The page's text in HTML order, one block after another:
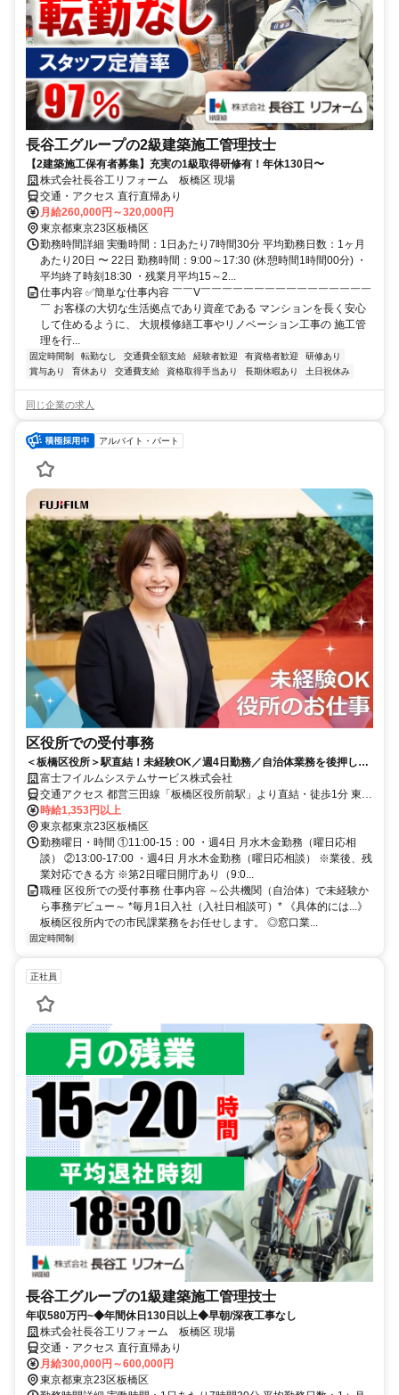
長谷工グループの2級建築施工管理技士
【2建築施工保有者募集】充実の1級取得研修有！年休130日〜
株式会社長谷工リフォーム 板橋区 現場
交通・アクセス 直行直帰あり
月給260,000円～320,000円
東京都東京23区板橋区
勤務時間詳細 実働時間：1日あたり7時間30分 平均勤務日数：1ヶ月
あたり20日 〜 22日 勤務時間：9:00～17:30 (休憩時間1時間00分) ・
平均終了時刻18:30 ・残業月平均15～2...
仕事内容 ✅簡単な仕事内容 ￣￣V￣￣￣￣￣￣￣￣￣￣￣￣￣￣￣￣
￣ お客様の大切な生活拠点であり資産である マンションを長く安心
して住めるように、 大規模修繕工事やリノベーション工事の 施工管
理を行...
固定時間制 転勤なし 交通費全額支給 経験者歓迎 有資格者歓迎
研修あり
賞与あり
育休あり 交通費支給 資格取得手当あり 長期休暇あり 土日祝休み
同じ企業の求人
アルバイト・パート
区役所での受付事務
＜板橋区役所＞駅直結！未経験OK／週4日勤務／自治体業務を後押しす
るお仕事♪
富士フイルムシステムサービス株式会社
交通アクセス 都営三田線「板橋区役所前駅」より直結・徒歩1分 東武
東上線「大山駅」より徒歩10分 埼京線「板橋駅」より徒歩15分
時給1,353円以上
東京都東京23区板橋区
勤務曜日・時間 ①11:00-15：00 ・週4日 月水木金勤務（曜日応相
談） ②13:00-17:00 ・週4日 月水木金勤務（曜日応相談） ※業後、残
業対応できる方 ※第2日曜日開庁あり（9:0...
職種 区役所での受付事務 仕事内容 ～公共機関（自治体）で未経験か
ら事務デビュー～ *毎月1日入社（入社日相談可）* 《具体的には...》
板橋区役所内での市民課業務をお任せします。 ◎窓口業...
固定時間制
正社員
長谷工グループの1級建築施工管理技士
年収580万円~◆年間休日130日以上◆早朝/深夜工事なし
株式会社長谷工リフォーム 板橋区 現場
交通・アクセス 直行直帰あり
月給300,000円～600,000円
東京都東京23区板橋区